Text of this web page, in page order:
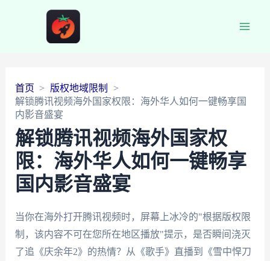
首页
版权地域限制
解锁腾讯视频海外国家权限：海外华人如何一键畅享国
内影音盛宴
解锁腾讯视频海外国家权
限：海外华人如何一键畅享
国内影音盛宴
当你在海外打开腾讯视频时，屏幕上冰冷的"根据版权限
制，该内容不可在您所在地区播放"提示，是否瞬间浇灭
了追《庆余年2》的热情？从《歌手》直播到《雪中悍刀